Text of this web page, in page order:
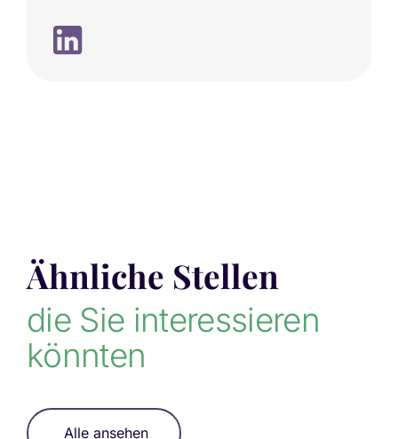
Ähnliche Stellen
die Sie interessieren
könnten
Alle ansehen